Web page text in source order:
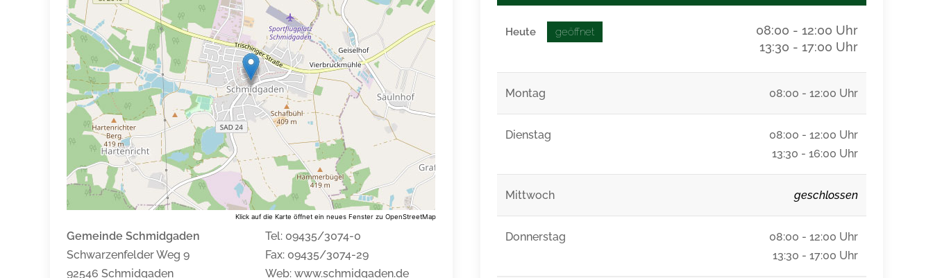
Klick auf die Karte öffnet ein neues Fenster zu OpenStreetMap
Gemeinde Schmidgaden
Schwarzenfelder Weg 9
92546 Schmidgaden
Tel: 09435/3074-0
Fax: 09435/3074-29
Web: www.schmidgaden.de
Heute geöffnet
08:00 - 12:00 Uhr
13:30 - 17:00 Uhr
Montag 08:00 - 12:00 Uhr
Dienstag
08:00 - 12:00 Uhr
13:30 - 16:00 Uhr
Mittwoch geschlossen
Donnerstag
08:00 - 12:00 Uhr
13:30 - 17:00 Uhr